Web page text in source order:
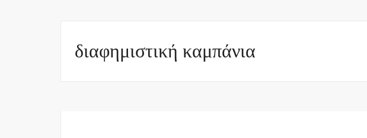
διαφημιστική καμπάνια